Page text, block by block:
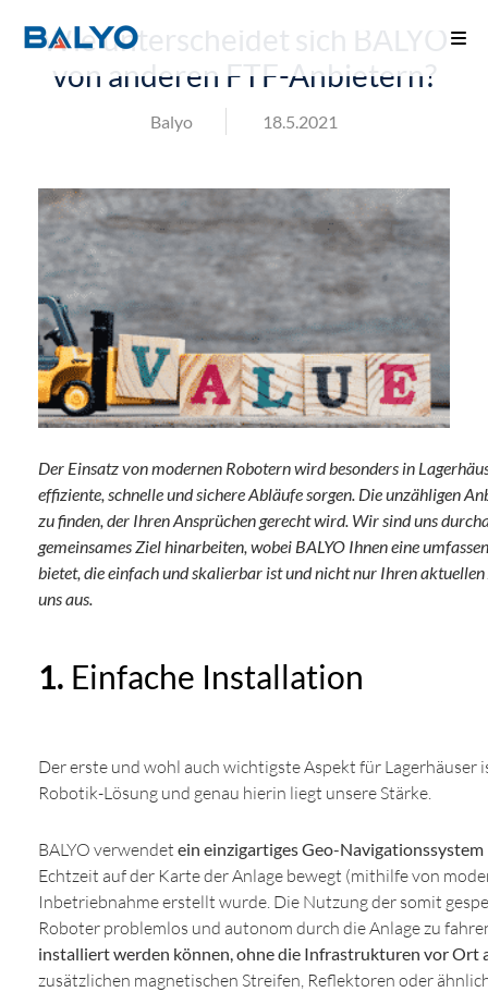
Wie unterscheidet sich BALYO
von anderen FTF-Anbietern?
Balyo 18.5.2021
Der Einsatz von modernen Robotern wird besonders in
effiziente, schnelle und sichere Abläufe sorgen. Die unzähligen
zu finden, der Ihren Ansprüchen gerecht wird. Wir sind uns
gemeinsames Ziel hinarbeiten, wobei BALYO Ihnen eine
bietet, die einfach und skalierbar ist und nicht nur Ihren
uns aus.
1. Einfache Installation
Der erste und wohl auch wichtigste Aspekt für
Robotik-Lösung und genau hierin liegt unsere Stärke.
BALYO verwendet ein einzigartiges Geo-Navigationssystem
Echtzeit auf der Karte der Anlage bewegt (mithilfe von
Inbetriebnahme erstellt wurde. Die Nutzung der somit
Roboter problemlos und autonom durch die Anlage zu
installiert werden können, ohne die Infrastrukturen vor Ort
zusätzlichen magnetischen Streifen, Reflektoren oder